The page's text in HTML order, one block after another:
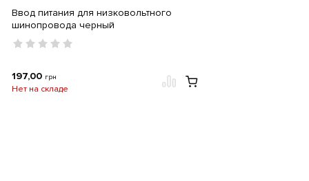
Ввод питания для низковольтного
шинопровода черный
197,00 грн
Нет на складе